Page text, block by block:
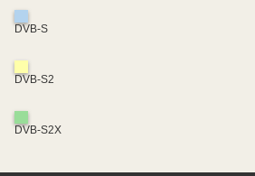
DVB-S
DVB-S2
DVB-S2X